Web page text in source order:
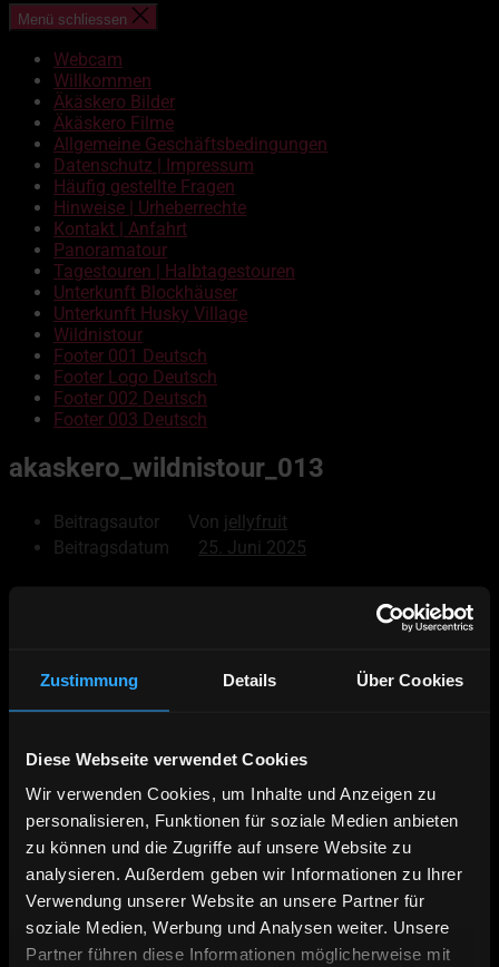
Zustimmung Details Über Cookies
Diese Webseite verwendet Cookies
Wir verwenden Cookies, um Inhalte und Anzeigen zu
personalisieren, Funktionen für soziale Medien anbieten
zu können und die Zugriffe auf unsere Website zu
analysieren. Außerdem geben wir Informationen zu Ihrer
Verwendung unserer Website an unsere Partner für
soziale Medien, Werbung und Analysen weiter. Unsere
Partner führen diese Informationen möglicherweise mit
Menü schliessen
Webcam
Willkommen
Äkäskero Bilder
Äkäskero Filme
Allgemeine Geschäftsbedingungen
Datenschutz | Impressum
Häufig gestellte Fragen
Hinweise | Urheberrechte
Kontakt | Anfahrt
Panoramatour
Tagestouren | Halbtagestouren
Unterkunft Blockhäuser
Unterkunft Husky Village
Wildnistour
Footer 001 Deutsch
Footer Logo Deutsch
Footer 002 Deutsch
Footer 003 Deutsch
akaskero_wildnistour_013
Beitragsautor Von jellyfruit
Beitragsdatum
25. Juni 2025
English
Äkäskero Prospekt
Online Buchen
Kontakt | Anfahrt
Wildnistour – 7 Nächte Hundeschlittentour
Panoramatour – 14 Nächte Hundeschlittentour